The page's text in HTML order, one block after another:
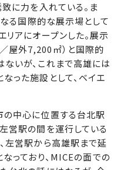
に力を入れている。ま
る国際的な展示場として
リアにオープンした。展示
屋外7,200㎡）と国際的
いが、これまで高雄には
った施設として、ベイエ
中心に位置する台北駅
営駅の間を運行している
左営駅から高雄駅まで延
っており、MICEの面での